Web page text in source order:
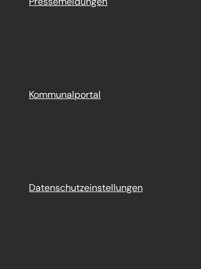
Kommunalportal
Datenschutz­einstellungen